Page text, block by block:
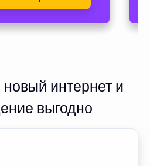
интернет и
выгодно